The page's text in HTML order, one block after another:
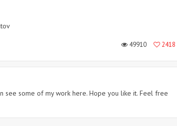
49910 2418
see some of my work here. Hope you like it. Feel free